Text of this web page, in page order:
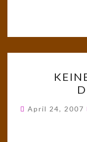
April 24, 2007